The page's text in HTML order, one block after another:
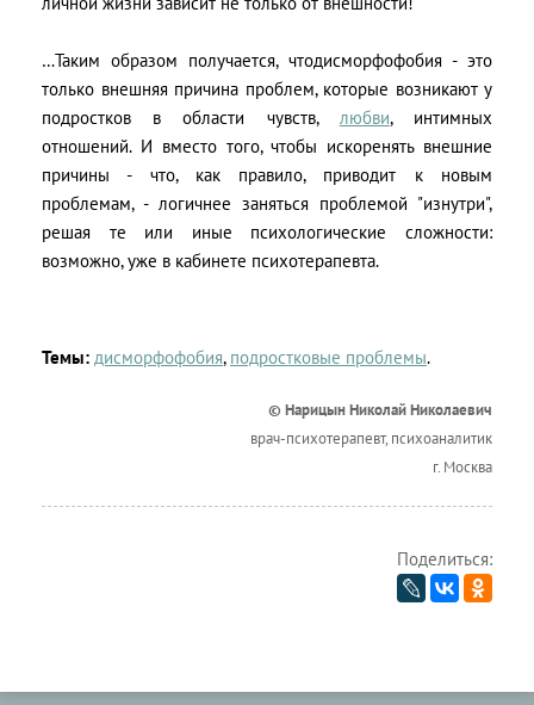
…Таким образом получается, чтодисморфофобия - это
только внешняя причина проблем, которые возникают у
подростков в области чувств, любви, интимных
отношений. И вместо того, чтобы искоренять внешние
причины - что, как правило, приводит к новым
проблемам, - логичнее заняться проблемой "изнутри",
решая те или иные психологические сложности:
возможно, уже в кабинете психотерапевта.
Темы: дисморфофобия, подростковые проблемы.
© Нарицын Николай Николаевич
врач-психотерапевт, психоаналитик
г. Москва
Поделиться: